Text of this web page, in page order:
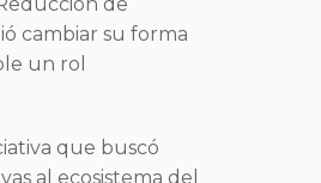
cambiar su forma
un rol
que buscó
al ecosistema del